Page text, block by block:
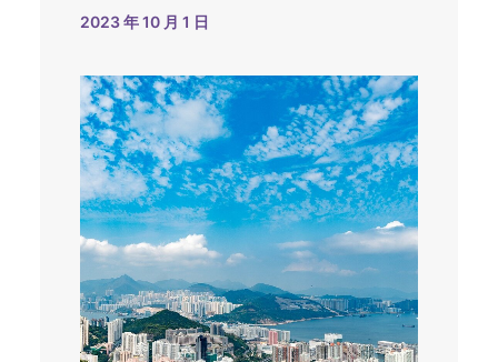
2023 年 10 月 1 日